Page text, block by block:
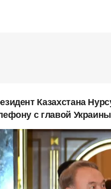
Казахстана
с главой